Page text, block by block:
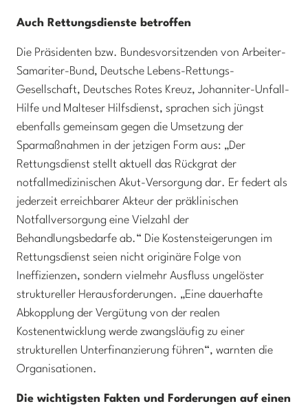
Auch Rettungsdienste betroffen
Die Präsidenten bzw. Bundesvorsitzenden von Arbeiter-
Samariter-Bund, Deutsche Lebens-Rettungs-
Gesellschaft, Deutsches Rotes Kreuz, Johanniter-Unfall-
Hilfe und Malteser Hilfsdienst, sprachen sich jüngst
ebenfalls gemeinsam gegen die Umsetzung der
Sparmaßnahmen in der jetzigen Form aus: „Der
Rettungsdienst stellt aktuell das Rückgrat der
notfallmedizinischen Akut-Versorgung dar. Er federt als
jederzeit erreichbarer Akteur der präklinischen
Notfallversorgung eine Vielzahl der
Behandlungsbedarfe ab.“ Die Kostensteigerungen im
Rettungsdienst seien nicht originäre Folge von
Ineffizienzen, sondern vielmehr Ausfluss ungelöster
struktureller Herausforderungen. „Eine dauerhafte
Abkopplung der Vergütung von der realen
Kostenentwicklung werde zwangsläufig zu einer
strukturellen Unterfinanzierung führen“, warnten die
Organisationen.
Die wichtigsten Fakten und Forderungen auf einen